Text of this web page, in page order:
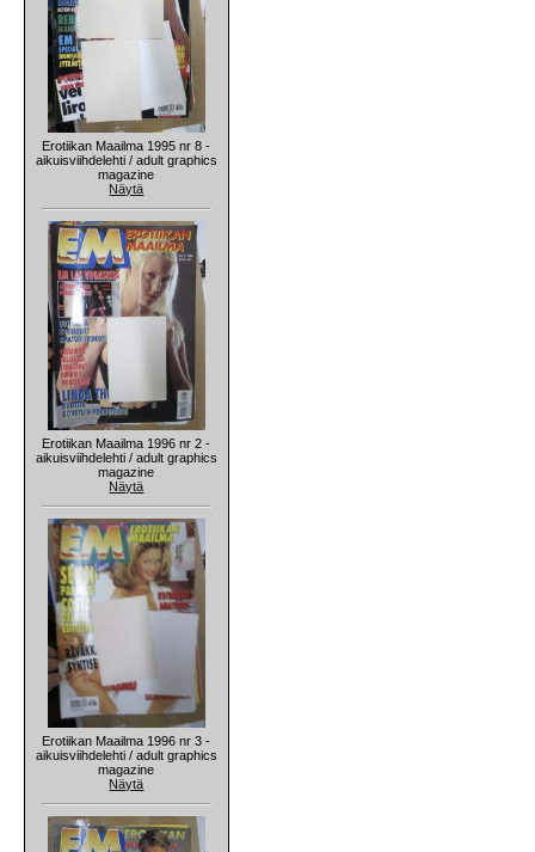
Erotiikan Maailma 1995 nr 8 -
aikuisviihdelehti / adult graphics
magazine
Näytä
Erotiikan Maailma 1996 nr 2 -
aikuisviihdelehti / adult graphics
magazine
Näytä
Erotiikan Maailma 1996 nr 3 -
aikuisviihdelehti / adult graphics
magazine
Näytä